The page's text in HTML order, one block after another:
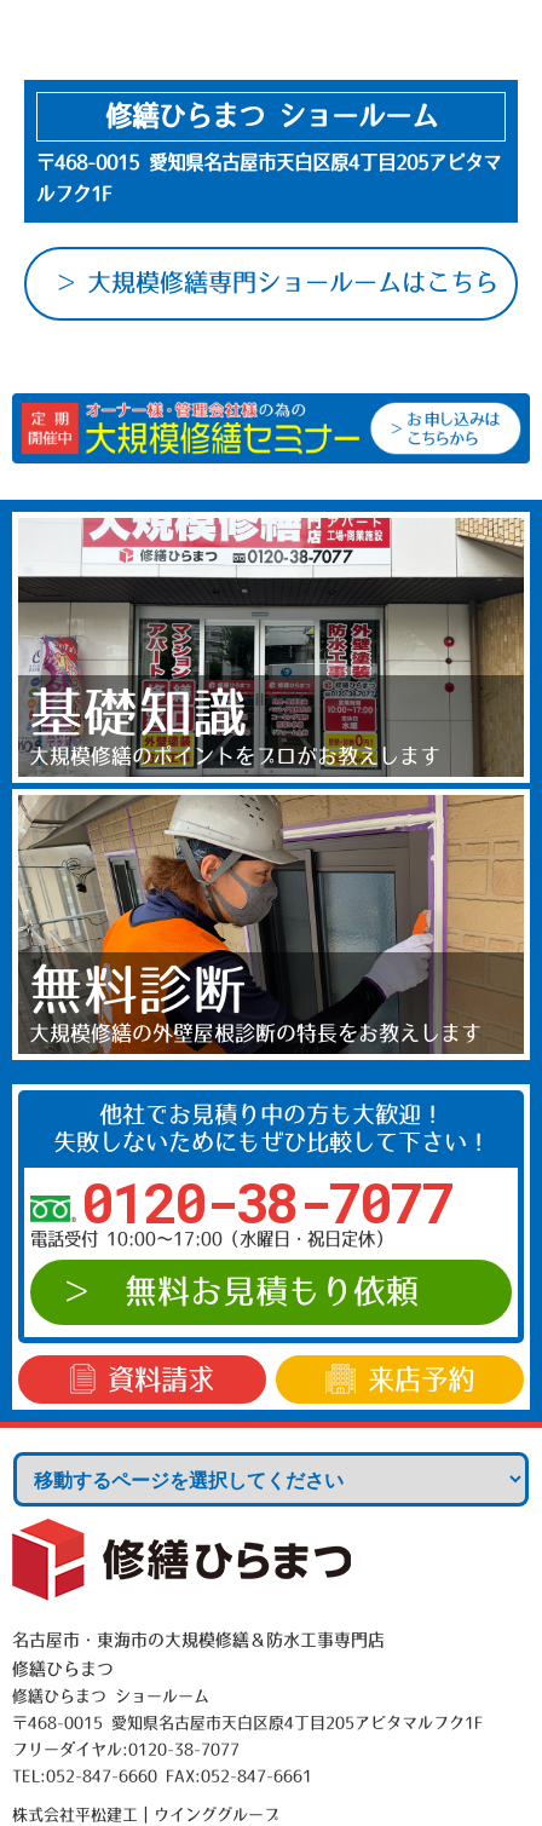
修繕ひらまつ ショールーム
〒468-0015 愛知県名古屋市天白区原4丁目205アビタマ
ルフク1F
大規模修繕専門ショールームはこちら
基礎知識
大規模修繕のポイントをプロがお教えします
無料診断
大規模修繕の外壁屋根診断の特長をお教えします
他社でお見積り中の方も大歓迎！
失敗しないためにもぜひ比較して下さい！
0120-38-7077
電話受付 10:00〜17:00（水曜日・祝日定休）
無料お見積もり依頼
資料請求 来店予約
名古屋市・東海市の大規模修繕＆防水工事専門店
修繕ひらまつ
修繕ひらまつ ショールーム
〒468-0015 愛知県名古屋市天白区原4丁目205アビタマルフク1F
フリーダイヤル:0120-38-7077
TEL:052-847-6660 FAX:052-847-6661
株式会社平松建工｜ウインググループ